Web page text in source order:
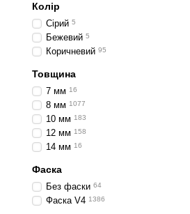
Колір
Сірий 5
Бежевий 5
Коричневий 95
Товщина
7 мм 16
8 мм 1077
10 мм 183
12 мм 158
14 мм 16
Фаска
Без фаски 64
Фаска V4 1386